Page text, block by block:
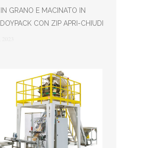
IN GRANO E MACINATO IN
CON ZIP APRI-CHIUDI